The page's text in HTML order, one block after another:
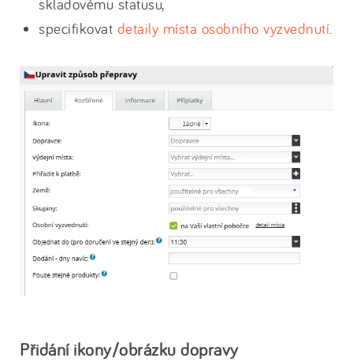
specifikovat detaily místa osobního vyzvednutí
Přidání ikony/obrázku dopravy